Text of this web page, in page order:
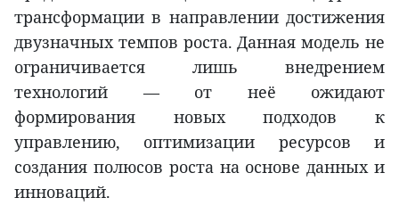
трансформации в направлении достижения
двузначных темпов роста. Данная модель не
ограничивается лишь внедрением
технологий — от неё ожидают
формирования новых подходов к
управлению, оптимизации ресурсов и
создания полюсов роста на основе данных и
инноваций.